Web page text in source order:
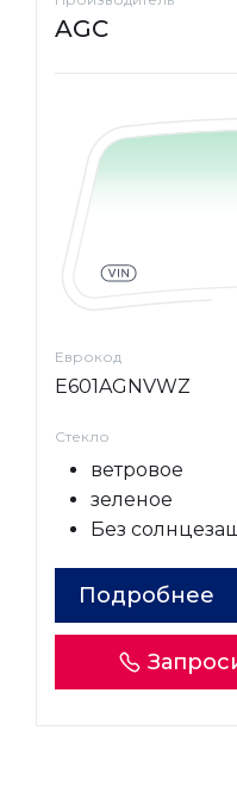
AGC
Еврокод
E601AGNVWZ
Стекло
ветровое
зеленое
Без
Подробнее